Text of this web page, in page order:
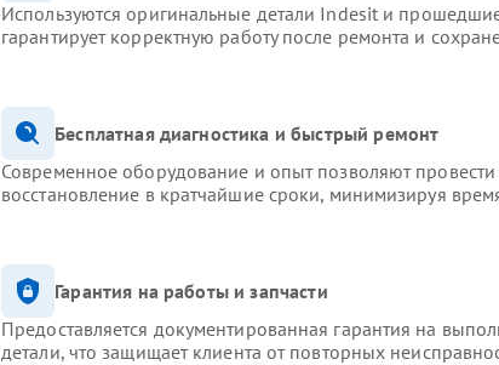
Используются оригинальные детали Indesit и
гарантирует корректную работу после ремонта и
Бесплатная диагностика и быстрый ремонт
Современное оборудование и опыт позволяют провести
восстановление в кратчайшие сроки, минимизируя
Гарантия на работы и запчасти
Предоставляется документированная гарантия на
детали, что защищает клиента от повторных